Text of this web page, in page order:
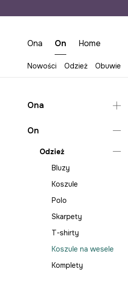
Ona On Home
Nowości Odzież Obuwie
Ona
Sukienki na wesele
On
Odzież
Bluzy
Koszule
Polo
Skarpety
T-shirty
Koszule na wesele
Komplety